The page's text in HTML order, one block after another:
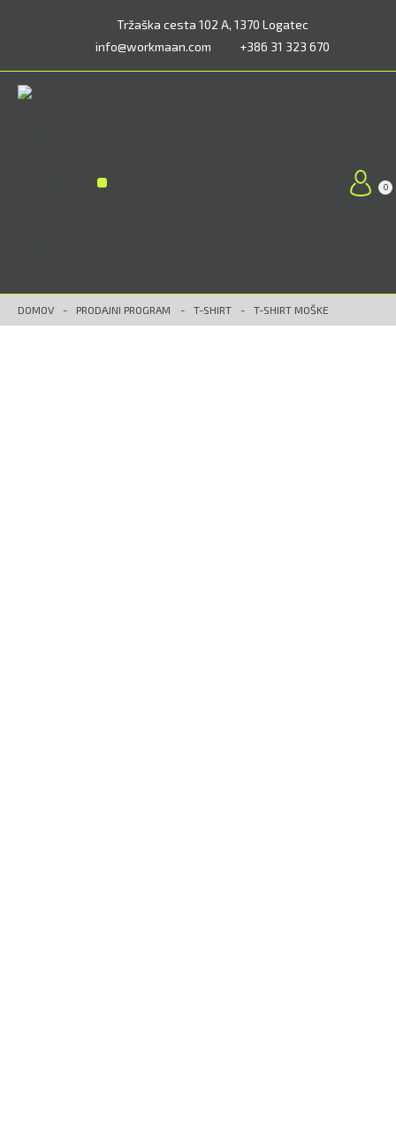
Tržaška cesta 102 A, 1370 Logatec
info@workmaan.com
+386 31 323 670
0
DOMOV - PRODAJNI PROGRAM - T-SHIRT - T-SHIRT MOŠKE